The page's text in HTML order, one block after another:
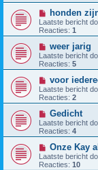
honden
Laatste bericht
Reacties: 1
weer jarig
Laatste bericht
Reacties: 5
voor
Laatste bericht
Reacties: 2
Gedicht
Laatste bericht
Reacties: 4
Onze Kay
Laatste bericht
Reacties: 10